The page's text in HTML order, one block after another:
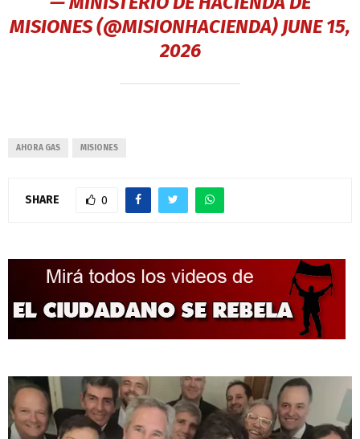
MISIONES (@MISIONHACIENDA) JUNE 15,
2026
AHORA GAS MISIONES
SHARE 0